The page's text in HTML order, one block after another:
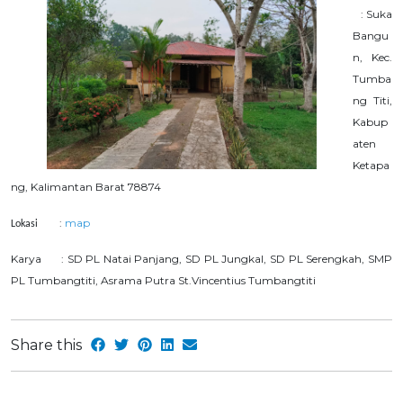
: Suka
Bangu
n, Kec.
Tumba
ng Titi,
Kabup
aten
Ketapa
ng, Kalimantan Barat 78874
Lokasi : map
Karya : SD PL Natai Panjang, SD PL Jungkal, SD PL Serengkah, SMP
PL Tumbangtiti, Asrama Putra St.Vincentius Tumbangtiti
Share this